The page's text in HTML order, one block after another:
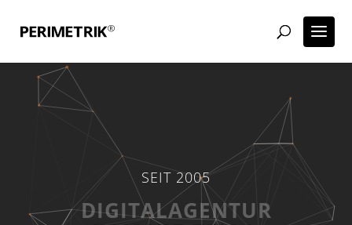
SEIT 2005
WORDPRESS AGENTUR